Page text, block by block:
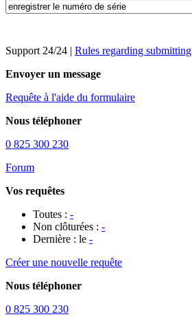
Support 24/24 | Rules regarding submitting
Envoyer un message
Requête à l'aide du formulaire
Nous téléphoner
0 825 300 230
Forum
Vos requêtes
Toutes : -
Non clôturées : -
Dernière : le -
Créer une nouvelle requête
Nous téléphoner
0 825 300 230